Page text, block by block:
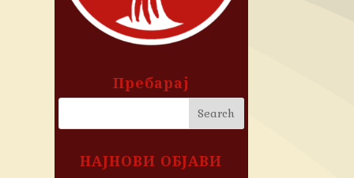
Пребарај
НАЈНОВИ ОБЈАВИ